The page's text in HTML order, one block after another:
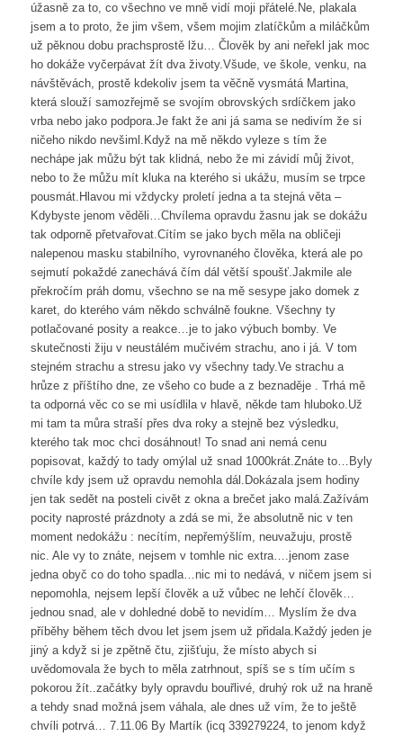
úžasně za to, co všechno ve mně vidí moji přátelé.Ne, plakala
jsem a to proto, že jim všem, všem mojim zlatíčkům a miláčkům
už pěknou dobu prachsprostě lžu… Člověk by ani neřekl jak moc
ho dokáže vyčerpávat žít dva životy.Všude, ve škole, venku, na
návštěvách, prostě kdekoliv jsem ta věčně vysmátá Martina,
která slouží samozřejmě se svojím obrovských srdíčkem jako
vrba nebo jako podpora.Je fakt že ani já sama se nedivím že si
ničeho nikdo nevšiml.Když na mě někdo vyleze s tím že
nechápe jak můžu být tak klidná, nebo že mi závidí můj život,
nebo to že můžu mít kluka na kterého si ukážu, musím se trpce
pousmát.Hlavou mi vždycky proletí jedna a ta stejná věta –
Kdybyste jenom věděli…Chvílema opravdu žasnu jak se dokážu
tak odporně přetvařovat.Cítím se jako bych měla na obličeji
nalepenou masku stabilního, vyrovnaného člověka, která ale po
sejmutí pokaždé zanechává čím dál větší spoušť.Jakmile ale
překročím práh domu, všechno se na mě sesype jako domek z
karet, do kterého vám někdo schválně foukne. Všechny ty
potlačované posity a reakce…je to jako výbuch bomby. Ve
skutečnosti žiju v neustálém mučivém strachu, ano i já. V tom
stejném strachu a stresu jako vy všechny tady.Ve strachu a
hrůze z příštího dne, ze všeho co bude a z beznaděje . Trhá mě
ta odporná věc co se mi usídlila v hlavě, někde tam hluboko.Už
mi tam ta můra straší přes dva roky a stejně bez výsledku,
kterého tak moc chci dosáhnout! To snad ani nemá cenu
popisovat, každý to tady omýlal už snad 1000krát.Znáte to…Byly
chvíle kdy jsem už opravdu nemohla dál.Dokázala jsem hodiny
jen tak sedět na posteli civět z okna a brečet jako malá.Zažívám
pocity naprosté prázdnoty a zdá se mi, že absolutně nic v ten
moment nedokážu : necítím, nepřemýšlím, neuvažuju, prostě
nic. Ale vy to znáte, nejsem v tomhle nic extra….jenom zase
jedna obyč co do toho spadla…nic mi to nedává, v ničem jsem si
nepomohla, nejsem lepší člověk a už vůbec ne lehčí člověk…
jednou snad, ale v dohledné době to nevidím… Myslím že dva
příběhy během těch dvou let jsem jsem už přidala.Každý jeden je
jiný a když si je zpětně čtu, zjišťuju, že místo abych si
uvědomovala že bych to měla zatrhnout, spíš se s tím učím s
pokorou žít..začátky byly opravdu bouřlivé, druhý rok už na hraně
a tehdy snad možná jsem váhala, ale dnes už vím, že to ještě
chvíli potrvá… 7.11.06 By Martík (icq 339279224, to jenom když